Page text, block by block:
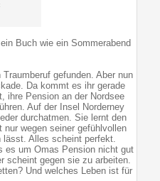
Buch wie ein Sommerabend
gefunden. Aber nun
Da kommt es ihr gerade
ihre Pension an der Nordsee
Auf der Insel Norderney
durchatmen. Sie lernt den
wegen seiner gefühlvollen
lässt. Alles scheint perfekt.
es um Omas Pension nicht gut
scheint gegen sie zu arbeiten.
Und welches Leben ist für